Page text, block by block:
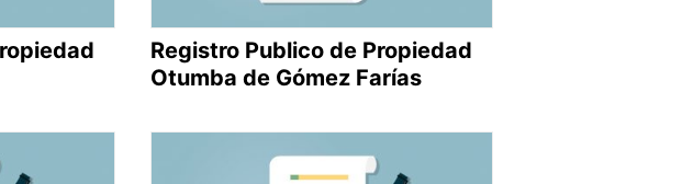
Registro Publico de Propiedad
Otumba de Gómez Farías